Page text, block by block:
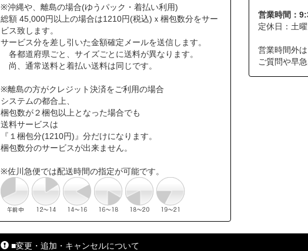
※沖縄や、離島の場合(ゆうパック・着払い利用)
総額 45,000円以上の場合は1210円(税込)ｘ梱包数分をサー
ビス致します。
サービス分を差し引いた金額確定メールを送信します。
各都道府県ごと、サイズごとに送料が異なります。
尚、通常送料と着払い送料は同じです。
※離島の方がクレジット決済をご利用の場合
システムの都合上、
梱包数が２梱包以上となった場合でも
送料サービスは
『１梱包分(1210円)』分だけになります。
梱包数分のサービスが出来ません。
※佐川急便では配送時間の指定が可能です。
営業時間：
定休日：土
営業時間外
ご質問や早
■変更・追加・キャンセルについて